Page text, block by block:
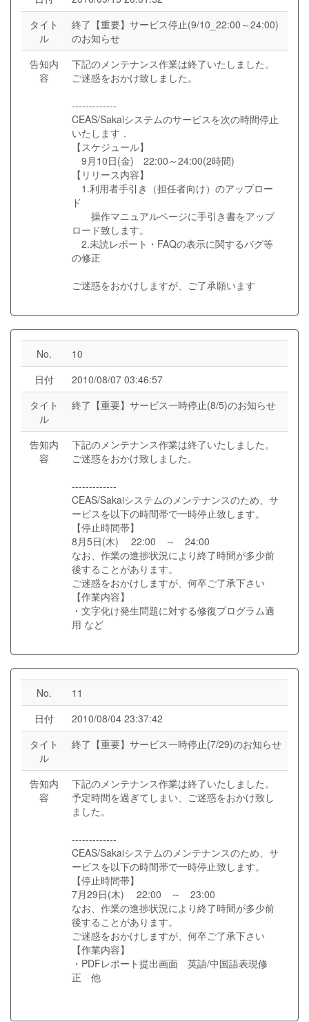
タイト
ル
終了【重要】サービス停止(9/10_22:00～24:00)
のお知らせ
告知内
容
下記のメンテナンス作業は終了いたしました。
ご迷惑をおかけ致しました。
-------------
CEAS/Sakaiシステムのサービスを次の時間停止
いたします．
【スケジュール】
9月10日(金) 22:00～24:00(2時間)
【リリース内容】
1.利用者手引き（担任者向け）のアップロー
ド
操作マニュアルページに手引き書をアップ
ロード致します。
2.未読レポート・FAQの表示に関するバグ等
の修正
ご迷惑をおかけしますが、ご了承願います
No.
10
日付
2010/08/07 03:46:57
タイト
ル
終了【重要】サービス一時停止(8/5)のお知らせ
告知内
容
下記のメンテナンス作業は終了いたしました。
ご迷惑をおかけ致しました。
-------------
CEAS/Sakaiシステムのメンテナンスのため、サ
ービスを以下の時間帯で一時停止致します。
【停止時間帯】
8月5日(木) 22:00 ～ 24:00
なお、作業の進捗状況により終了時間が多少前
後することがあります。
ご迷惑をおかけしますが、何卒ご了承下さい
【作業内容】
・文字化け発生問題に対する修復プログラム適
用 など
No.
11
日付
2010/08/04 23:37:42
タイト
ル
終了【重要】サービス一時停止(7/29)のお知らせ
告知内
容
下記のメンテナンス作業は終了いたしました。
予定時間を過ぎてしまい、ご迷惑をおかけ致し
ました。
-------------
CEAS/Sakaiシステムのメンテナンスのため、サ
ービスを以下の時間帯で一時停止致します。
【停止時間帯】
7月29日(木) 22:00 ～ 23:00
なお、作業の進捗状況により終了時間が多少前
後することがあります。
ご迷惑をおかけしますが、何卒ご了承下さい
【作業内容】
・PDFレポート提出画面 英語/中国語表現修
正 他